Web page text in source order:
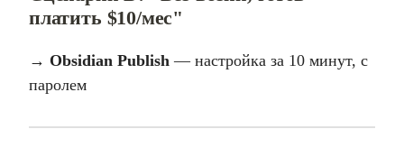
платить $10/мес"
→ Obsidian Publish — настройка за 10 минут, с
паролем